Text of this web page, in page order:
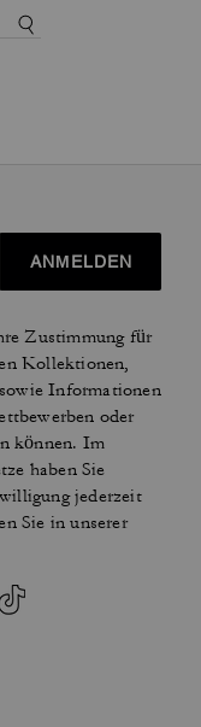
ANMELDEN
Zustimmung für
Kollektionen,
Informationen
oder
können. Im
haben Sie
jederzeit
Sie in unserer